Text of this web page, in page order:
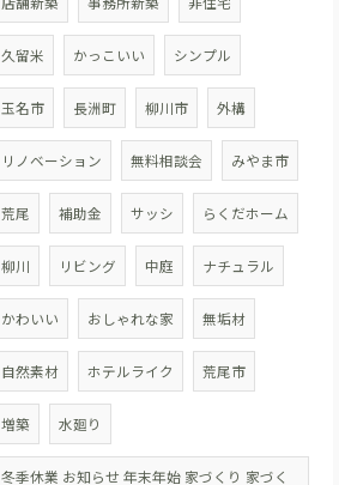
久留米 かっこいい シンプル
玉名市 長洲町 柳川市 外構
リノベーション 無料相談会 みやま市
荒尾 補助金 サッシ らくだホーム
柳川 リビング 中庭 ナチュラル
かわいい おしゃれな家 無垢材
自然素材 ホテルライク 荒尾市
増築 水廻り
冬季休業 お知らせ 年末年始 家づくり 家づく